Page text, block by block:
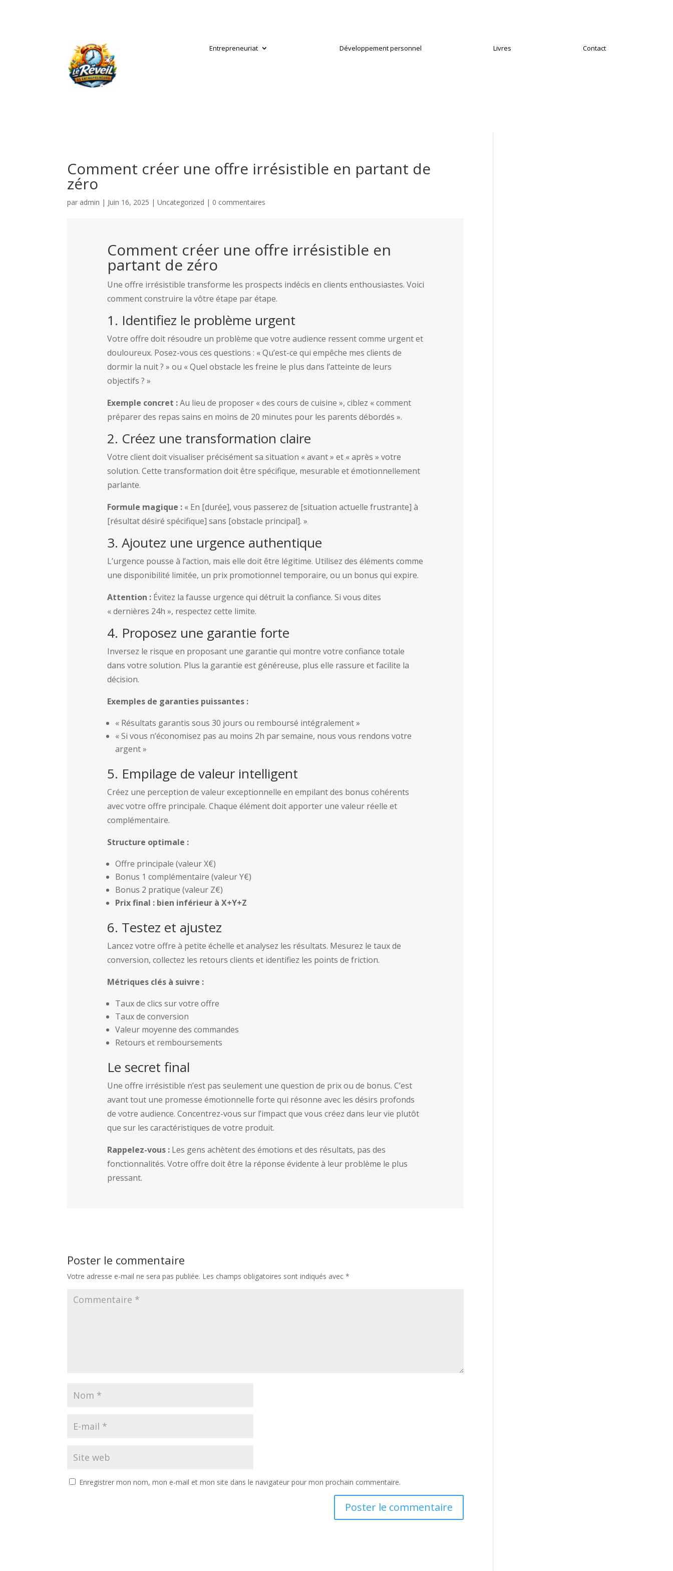
Entrepreneuriat Développement personnel Livres Contact
Comment créer une offre irrésistible en partant de
zéro
par admin | Juin 16, 2025 |Uncategorized | 0 commentaires
Comment créer une offre irrésistible en
partant de zéro
Une offre irrésistible transforme les prospects indécis en clients enthousiastes. Voici
comment construire la vôtre étape par étape.
1. Identifiez le problème urgent
Votre offre doit résoudre un problème que votre audience ressent comme urgent et
douloureux. Posez-vous ces questions : « Qu’est-ce qui empêche mes clients de
dormir la nuit ? » ou « Quel obstacle les freine le plus dans l’atteinte de leurs
objectifs ? »
Exemple concret :Au lieu de proposer « des cours de cuisine », ciblez « comment
préparer des repas sains en moins de 20 minutes pour les parents débordés ».
2. Créez une transformation claire
Votre client doit visualiser précisément sa situation « avant » et « après » votre
solution. Cette transformation doit être spécifique, mesurable et émotionnellement
parlante.
Formule magique :« En [durée], vous passerez de [situation actuelle frustrante] à
[résultat désiré spécifique] sans [obstacle principal]. »
3. Ajoutez une urgence authentique
L’urgence pousse à l’action, mais elle doit être légitime. Utilisez des éléments comme
une disponibilité limitée, un prix promotionnel temporaire, ou un bonus qui expire.
Attention :Évitez la fausse urgence qui détruit la confiance. Si vous dites
« dernières 24h », respectez cette limite.
4. Proposez une garantie forte
Inversez le risque en proposant une garantie qui montre votre confiance totale
dans votre solution. Plus la garantie est généreuse, plus elle rassure et facilite la
décision.
Exemples de garanties puissantes :
« Résultats garantis sous 30 jours ou remboursé intégralement »
« Si vous n’économisez pas au moins 2h par semaine, nous vous rendons votre
argent »
5. Empilage de valeur intelligent
Créez une perception de valeur exceptionnelle en empilant des bonus cohérents
avec votre offre principale. Chaque élément doit apporter une valeur réelle et
complémentaire.
Structure optimale :
Offre principale (valeur X€)
Bonus 1 complémentaire (valeur Y€)
Bonus 2 pratique (valeur Z€)
Prix final : bien inférieur à X+Y+Z
6. Testez et ajustez
Lancez votre offre à petite échelle et analysez les résultats. Mesurez le taux de
conversion, collectez les retours clients et identifiez les points de friction.
Métriques clés à suivre :
Taux de clics sur votre offre
Taux de conversion
Valeur moyenne des commandes
Retours et remboursements
Le secret final
Une offre irrésistible n’est pas seulement une question de prix ou de bonus. C’est
avant tout une promesse émotionnelle forte qui résonne avec les désirs profonds
de votre audience. Concentrez-vous sur l’impact que vous créez dans leur vie plutôt
que sur les caractéristiques de votre produit.
Rappelez-vous :Les gens achètent des émotions et des résultats, pas des
fonctionnalités. Votre offre doit être la réponse évidente à leur problème le plus
pressant.
Poster le commentaire
Votre adresse e-mail ne sera pas publiée. Les champs obligatoires sont indiqués avec*
Enregistrer mon nom, mon e-mail et mon site dans le navigateur pour mon prochain commentaire.